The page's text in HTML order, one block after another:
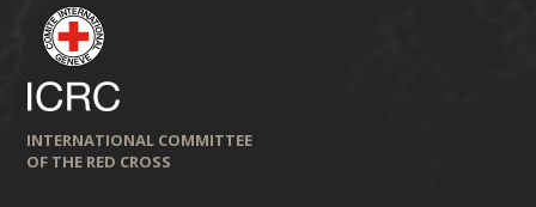
INTERNATIONAL COMMITTEE
OF THE RED CROSS